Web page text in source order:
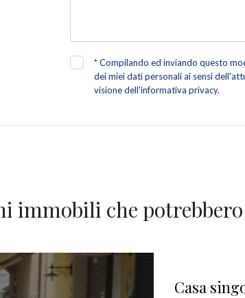
*Compilando ed inviando questo
dei miei dati personali ai sensi
visione dell'informativa privacy.
immobili che
Casa